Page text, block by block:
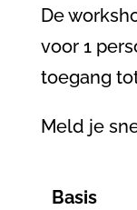
De
voor 1
toegang
Meld je
Basis